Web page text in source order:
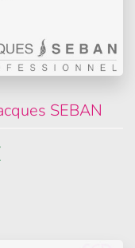
SEBAN